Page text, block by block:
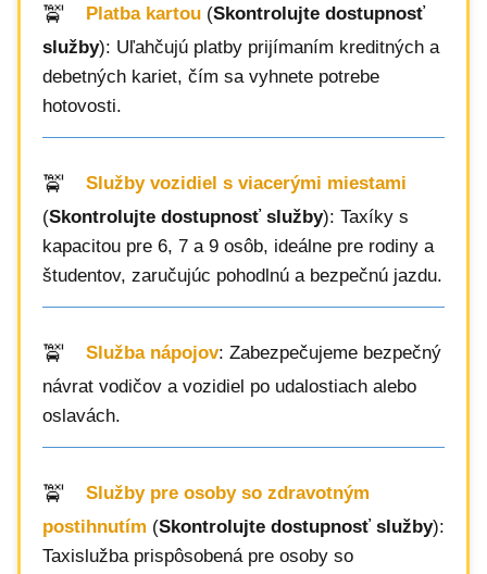
Platba kartou (Skontrolujte dostupnosť
služby): Uľahčujú platby prijímaním kreditných a
debetných kariet, čím sa vyhnete potrebe
hotovosti.
Služby vozidiel s viacerými miestami
(Skontrolujte dostupnosť služby): Taxíky s
kapacitou pre 6, 7 a 9 osôb, ideálne pre rodiny a
študentov, zaručujúc pohodlnú a bezpečnú jazdu.
Služba nápojov: Zabezpečujeme bezpečný
návrat vodičov a vozidiel po udalostiach alebo
oslavách.
Služby pre osoby so zdravotným
postihnutím (Skontrolujte dostupnosť služby):
Taxislužba prispôsobená pre osoby so